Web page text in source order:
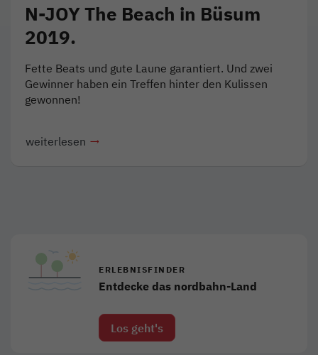
N-JOY The Beach in Büsum
2019.
Fette Beats und gute Laune garantiert. Und zwei
Gewinner haben ein Treffen hinter den Kulissen
gewonnen!
weiterlesen
ERLEBNISFINDER
Entdecke das nordbahn-Land
Los geht's